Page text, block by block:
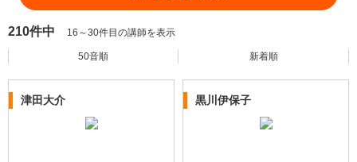
210件中 16～30件目の講師を表示
50音順 新着順
津田大介 黒川伊保子